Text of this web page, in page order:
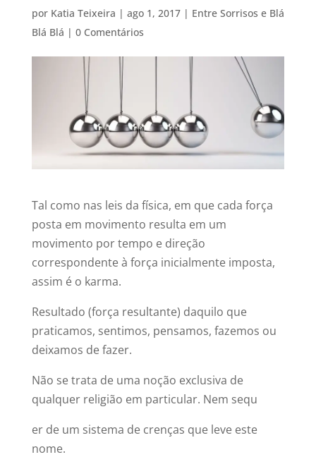
por Katia Teixeira | ago 1, 2017| Entre Sorrisos e Blá
Blá Blá | 0 Comentários
Tal como nas leis da física, em que cada força
posta em movimento resulta em um
movimento por tempo e direção
correspondente à força inicialmente imposta,
assim é o karma.
Resultado (força resultante) daquilo que
praticamos, sentimos, pensamos, fazemos ou
deixamos de fazer.
Não se trata de uma noção exclusiva de
qualquer religião em particular. Nem sequ
er de um sistema de crenças que leve este
nome.